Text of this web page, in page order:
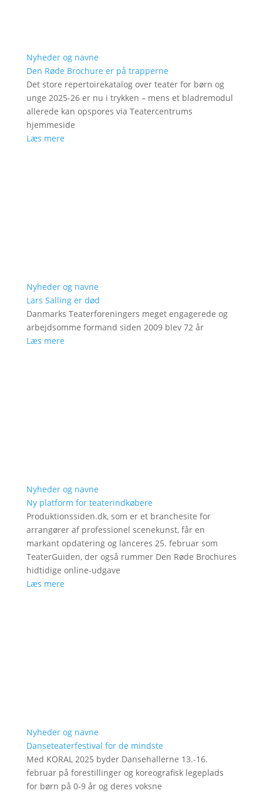
Nyheder og navne
Den Røde Brochure er på trapperne
Det store repertoirekatalog over teater for børn og
unge 2025-26 er nu i trykken – mens et bladremodul
allerede kan opspores via Teatercentrums
hjemmeside
Læs mere
Nyheder og navne
Lars Salling er død
Danmarks Teaterforeningers meget engagerede og
arbejdsomme formand siden 2009 blev 72 år
Læs mere
Nyheder og navne
Ny platform for teaterindkøbere
Produktionssiden.dk, som er et branchesite for
arrangører af professionel scenekunst, får en
markant opdatering og lanceres 25. februar som
TeaterGuiden, der også rummer Den Røde Brochures
hidtidige online-udgave
Læs mere
Nyheder og navne
Danseteaterfestival for de mindste
Med KORAL 2025 byder Dansehallerne 13.-16.
februar på forestillinger og koreografisk legeplads
for børn på 0-9 år og deres voksne